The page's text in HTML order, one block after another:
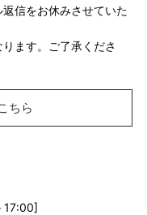
信をお休みさせていた
ます。ご了承くださ
ちら
17:00]